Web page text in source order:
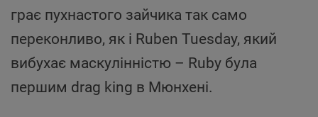
грає пухнастого зайчика так само
переконливо, як і Ruben Tuesday, який
вибухає маскулінністю – Ruby була
першим drag king в Мюнхені.